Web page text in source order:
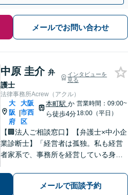
メールでお問い合わせ
中原 圭介 弁
護士
インタビューを
見る
法律事務所Acrew（アクル）
大
阪
府
|
大阪
市西
区
本町駅 か
ら徒歩4分
営業時間：09:00~
18:00（平日）
【🏢法人ご相談窓口】【弁護士×中小企
業診断士】「経営者は孤独。私も経営
者家系で、事務所を経営している身な
駅徒歩4分】中小企業・個人事業主様の
「法務と経営」を両面支援！完全個室
メールで面談予約